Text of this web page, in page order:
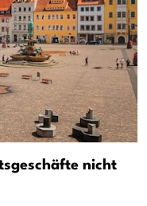
nicht